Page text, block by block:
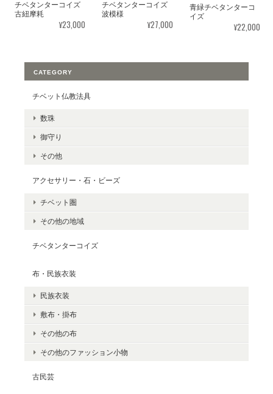
チベタンターコイズ
古紐摩耗
¥23,000
チベタンターコイズ
波模様
¥27,000
青緑チベタンターコ
イズ
¥22,000
CATEGORY
チベット仏教法具
数珠
御守り
その他
アクセサリー・石・ビーズ
チベット圏
その他の地域
チベタンターコイズ
布・民族衣装
民族衣装
敷布・掛布
その他の布
その他のファッション小物
古民芸